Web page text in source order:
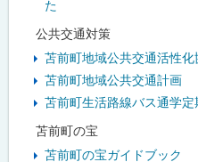
た
公共交通対策
苫前町地域公共交通活性化
苫前町地域公共交通計画
苫前町生活路線バス通学
苫前町の宝
苫前町の宝ガイドブック